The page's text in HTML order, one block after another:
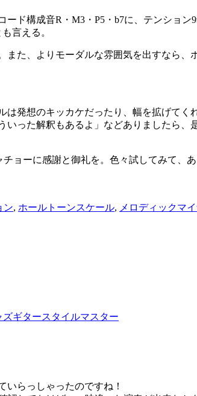
ド構成音R・M3・P5・b7に、テンション
言える。
た、よりモーダルな雰囲気を出すなら、
発想のキッカケだったり、幅を拡げて
った解釈もあるよ」などありましたら、
ョーに感謝と御礼を。色々試してみて、
ン, ホールトーンスケール, メロディックマ
ギタースタイルマスター
らっしゃったのですね！